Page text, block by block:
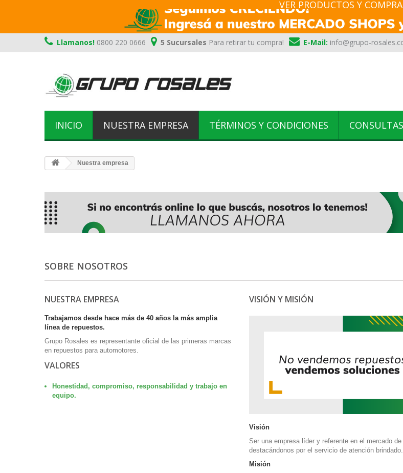
Llamanos! 0800 220 0666 5 Sucursales Para retirar tu compra! E-Mail: info@grupo-
INICIO NUESTRA EMPRESA TÉRMINOS Y CONDICIONES CONSULTAS
Nuestra empresa
SOBRE NOSOTROS
NUESTRA EMPRESA
Trabajamos desde hace más de 40 años la más amplia
línea de repuestos.
Grupo Rosales es representante oficial de las primeras marcas
en repuestos para automotores
VALORES
Honestidad, compromiso, responsabilidad y trabajo en
equipo.
VISIÓN Y MISIÓN
Visión
Ser una empresa líder y referente en el mercado de
destacándonos por el servicio de atención brindado.
Misión
VER PRODUCTOS Y